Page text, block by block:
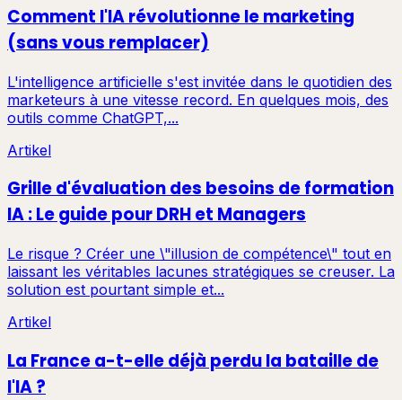
Comment l'IA révolutionne le marketing
(sans vous remplacer)
L'intelligence artificielle s'est invitée dans le quotidien des
marketeurs à une vitesse record. En quelques mois, des
outils comme ChatGPT,...
Artikel
Grille d'évaluation des besoins de formation
IA : Le guide pour DRH et Managers
Le risque ? Créer une \"illusion de compétence\" tout en
laissant les véritables lacunes stratégiques se creuser. La
solution est pourtant simple et...
Artikel
La France a-t-elle déjà perdu la bataille de
l'IA ?